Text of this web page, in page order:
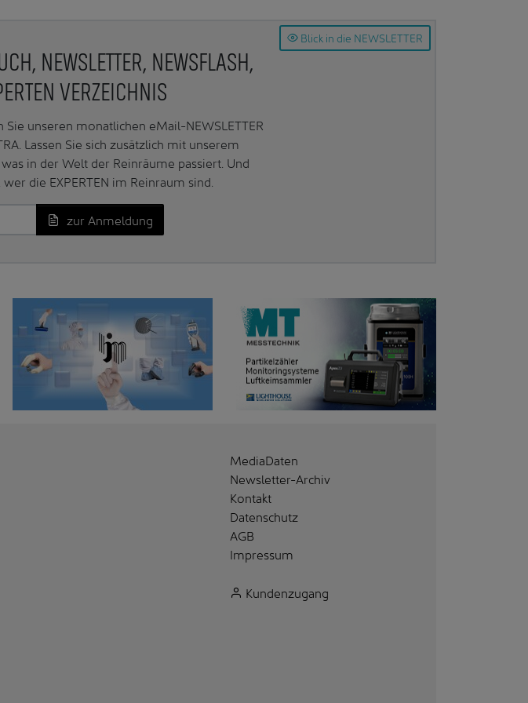
Blick in die NEWSLETTER
NEWSLETTER, NEWSFLASH,
VERZEICHNIS
unseren monatlichen eMail-NEWSLETTER
Lassen Sie sich zusätzlich mit unserem
in der Welt der Reinräume passiert. Und
die EXPERTEN im Reinraum sind.
zur Anmeldung
MediaDaten
Newsletter-Archiv
Kontakt
Datenschutz
AGB
Impressum
Kundenzugang